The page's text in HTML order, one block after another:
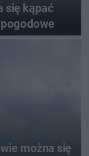
się kąpać
można się